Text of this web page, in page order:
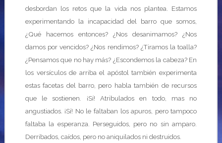
desbordan los retos que la vida nos plantea. Estamos
experimentando la incapacidad del barro que somos,
¿Qué hacemos entonces? ¿Nos desanimamos? ¿Nos
damos por vencidos? ¿Nos rendimos? ¿Tiramos la toalla?
¿Pensamos que no hay más? ¿Escondemos la cabeza? En
los versículos de arriba el apóstol también experimenta
estas facetas del barro, pero habla también de recursos
que le sostienen. ¡Sí! Atribulados en todo, mas no
angustiados. ¡Sí! No le faltaban los apuros, pero tampoco
faltaba la esperanza. Perseguidos, pero no sin amparo.
Derribados, caídos, pero no aniquilados ni destruidos.